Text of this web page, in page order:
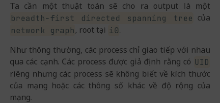
Ta cần một thuật toán sẽ cho ra output là một
breadth-first directed spanning tree của
network graph, root tại i0.
Như thông thường, các process chỉ giao tiếp với nhau
qua các cạnh. Các process được giả định rằng có UID
riêng nhưng các process sẽ không biết về kích thước
của mạng hoặc các thông số khác về độ rộng của
mạng.